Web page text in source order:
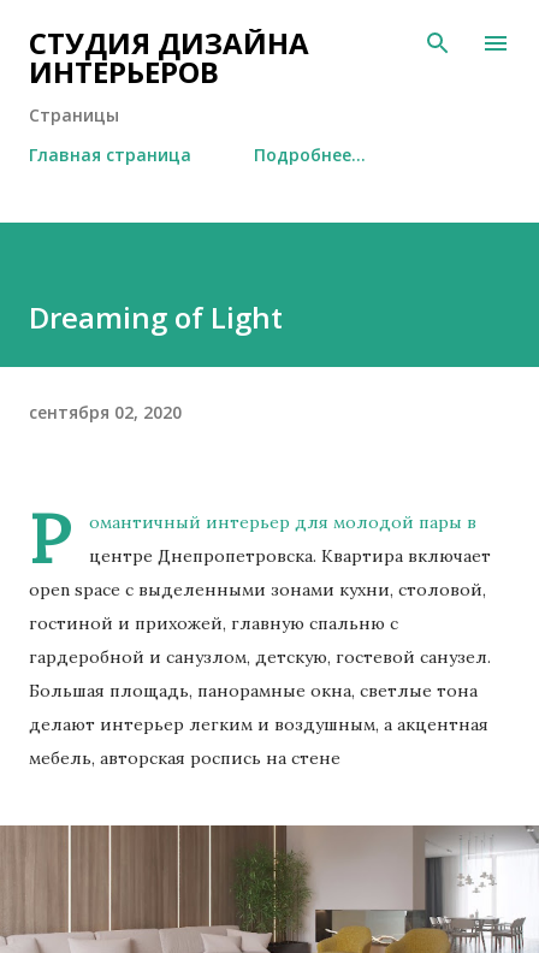
К основному контенту
СТУДИЯ ДИЗАЙНА
ИНТЕРЬЕРОВ
Страницы
Главная страница
Подробнее…
Dreaming of Light
сентября 02, 2020
Р
омантичный интерьер для молодой пары в
центре Днепропетровска. Квартира включает
open space с выделенными зонами кухни, столовой,
гостиной и прихожей, главную спальню с
гардеробной и санузлом, детскую, гостевой санузел.
Большая площадь, панорамные окна, светлые тона
делают интерьер легким и воздушным, а акцентная
мебель, авторская роспись на стене